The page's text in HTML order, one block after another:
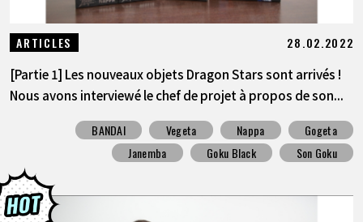
ARTICLES 28.02.2022
[Partie 1] Les nouveaux objets Dragon Stars sont arrivés !
Nous avons interviewé le chef de projet à propos de son...
BANDAI Vegeta Nappa
Gogeta
Janemba
Goku Black Son Goku